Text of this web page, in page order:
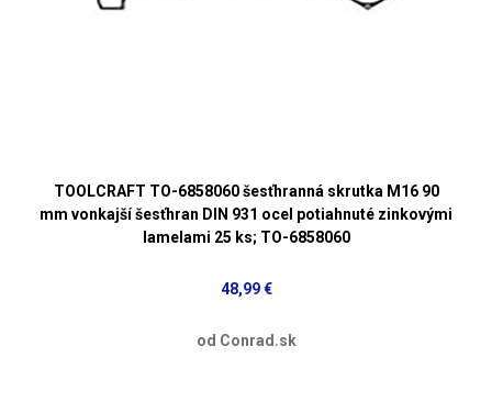
TOOLCRAFT TO-6858060 šesťhranná skrutka M16 90
mm vonkajší šesťhran DIN 931 ocel potiahnuté zinkovými
lamelami 25 ks; TO-6858060
48,99 €
od Conrad.sk